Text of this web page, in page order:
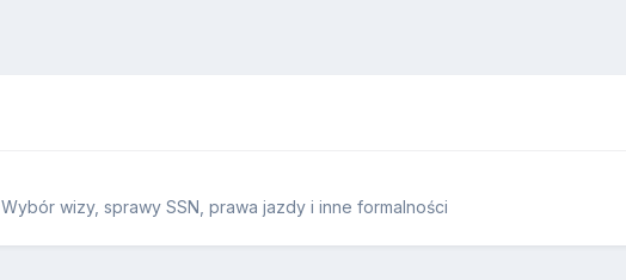
Wybór wizy, sprawy SSN, prawa jazdy i inne formalności